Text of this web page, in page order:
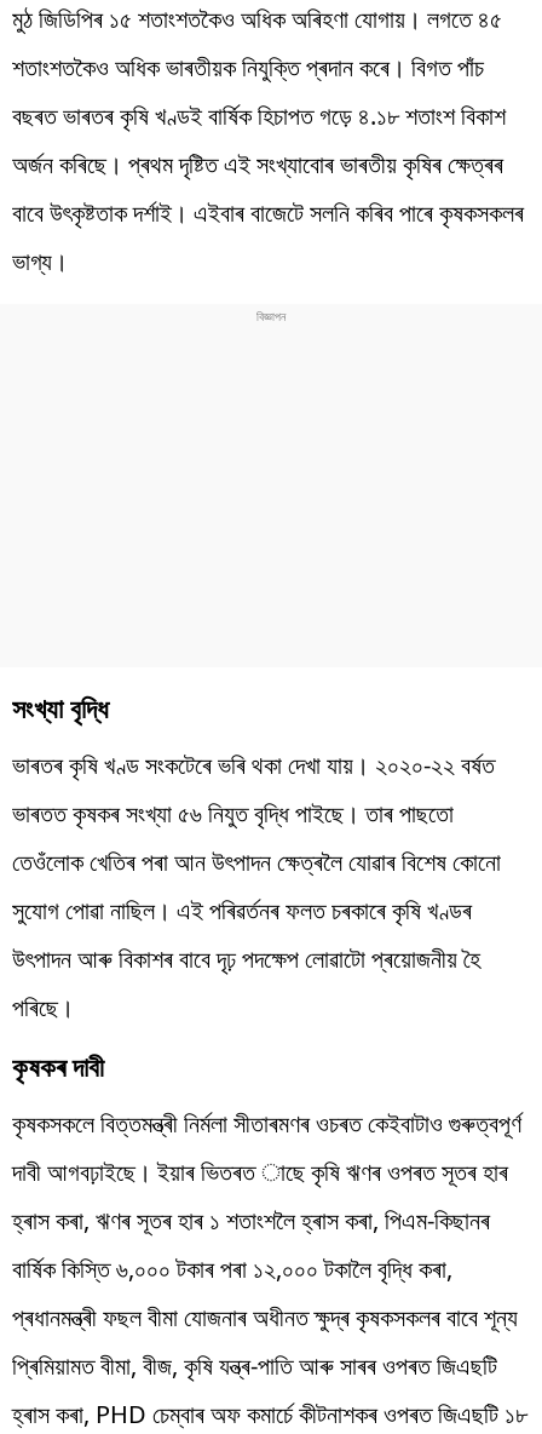
মুঠ জিডিপিৰ ১৫ শতাংশতকৈও অধিক অৰিহণা যোগায়। লগতে ৪৫
শতাংশতকৈও অধিক ভাৰতীয়ক নিযুক্তি প্ৰদান কৰে। বিগত পাঁচ
বছৰত ভাৰতৰ কৃষি খণ্ডই বাৰ্ষিক হিচাপত গড়ে ৪.১৮ শতাংশ বিকাশ
অৰ্জন কৰিছে। প্ৰথম দৃষ্টিত এই সংখ্যাবোৰ ভাৰতীয় কৃষিৰ ক্ষেত্ৰৰ
বাবে উৎকৃষ্টতাক দৰ্শাই। এইবাৰ বাজেটে সলনি কৰিব পাৰে কৃষকসকলৰ
ভাগ্য।
সংখ্যা বৃদ্ধি
ভাৰতৰ কৃষি খণ্ড সংকটেৰে ভৰি থকা দেখা যায়। ২০২০-২২ বৰ্ষত
ভাৰতত কৃষকৰ সংখ্যা ৫৬ নিযুত বৃদ্ধি পাইছে। তাৰ পাছতো
তেওঁলোক খেতিৰ পৰা আন উৎপাদন ক্ষেত্ৰলৈ যোৱাৰ বিশেষ কোনো
সুযোগ পোৱা নাছিল। এই পৰিৱৰ্তনৰ ফলত চৰকাৰে কৃষি খণ্ডৰ
উৎপাদন আৰু বিকাশৰ বাবে দৃঢ় পদক্ষেপ লোৱাটো প্ৰয়োজনীয় হৈ
পৰিছে।
কৃষকৰ দাবী
কৃষকসকলে বিত্তমন্ত্ৰী নিৰ্মলা সীতাৰমণৰ ওচৰত কেইবাটাও গুৰুত্বপূৰ্ণ
দাবী আগবঢ়াইছে। ইয়াৰ ভিতৰত াছে কৃষি ঋণৰ ওপৰত সূতৰ হাৰ
হ্ৰাস কৰা, ঋণৰ সূতৰ হাৰ ১ শতাংশলৈ হ্ৰাস কৰা, পিএম-কিছানৰ
বাৰ্ষিক কিস্তি ৬,০০০ টকাৰ পৰা ১২,০০০ টকালৈ বৃদ্ধি কৰা,
প্ৰধানমন্ত্ৰী ফছল বীমা যোজনাৰ অধীনত ক্ষুদ্ৰ কৃষকসকলৰ বাবে শূন্য
প্ৰিমিয়ামত বীমা, বীজ, কৃষি যন্ত্ৰ-পাতি আৰু সাৰৰ ওপৰত জিএছটি
হ্ৰাস কৰা, PHD চেম্বাৰ অফ কমাৰ্চে কীটনাশকৰ ওপৰত জিএছটি ১৮